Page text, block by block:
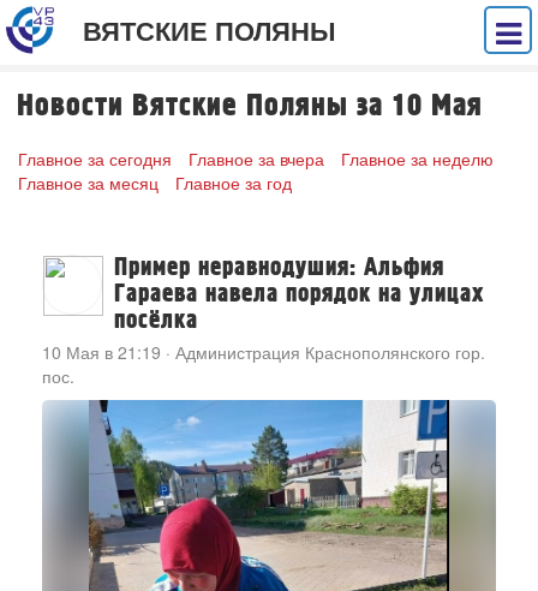
ВЯТСКИЕ ПОЛЯНЫ
Новости Вятские Поляны за 10 Мая
Главное за сегодня Главное за вчера
Главное за неделю
Главное за месяц
Главное за год
Пример неравнодушия: Альфия
Гараева навела порядок на улицах
посёлка
10 Мая в 21:19 · Администрация Краснополянского гор.
пос.